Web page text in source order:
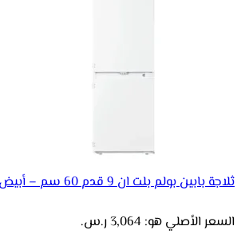
ثلاجة بابين بولم بلت ان 9 قدم 60 سم – أبيض BULM34BI
السعر الأصلي هو: 3,064 ر.س.